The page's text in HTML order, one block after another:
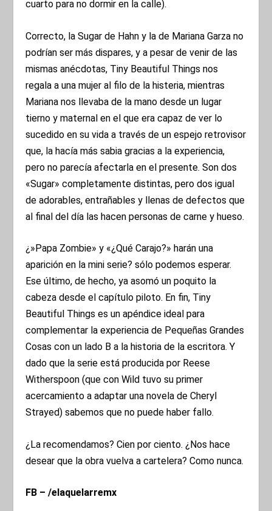
cuarto para no dormir en la calle).
Correcto, la Sugar de Hahn y la de Mariana Garza no
podrían ser más dispares, y a pesar de venir de las
mismas anécdotas, Tiny Beautiful Things nos
regala a una mujer al filo de la histeria, mientras
Mariana nos llevaba de la mano desde un lugar
tierno y maternal en el que era capaz de ver lo
sucedido en su vida a través de un espejo retrovisor
que, la hacía más sabia gracias a la experiencia,
pero no parecía afectarla en el presente. Son dos
«Sugar» completamente distintas, pero dos igual
de adorables, entrañables y llenas de defectos que
al final del día las hacen personas de carne y hueso.
¿»Papa Zombie» y «¿Qué Carajo?» harán una
aparición en la mini serie? sólo podemos esperar.
Ese último, de hecho, ya asomó un poquito la
cabeza desde el capítulo piloto. En fin, Tiny
Beautiful Things es un apéndice ideal para
complementar la experiencia de Pequeñas Grandes
Cosas con un lado B a la historia de la escritora. Y
dado que la serie está producida por Reese
Witherspoon (que con Wild tuvo su primer
acercamiento a adaptar una novela de Cheryl
Strayed) sabemos que no puede haber fallo.
¿La recomendamos? Cien por ciento. ¿Nos hace
desear que la obra vuelva a cartelera? Como nunca.
FB – /elaquelarremx